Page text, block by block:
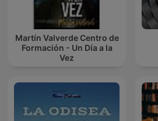
Martín Valverde Centro de
Formación - Un Día a la
Vez